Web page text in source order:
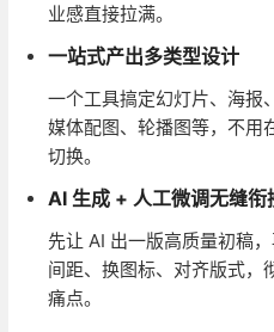
业感直接拉满。
一站式产出多类型设计
一个工具搞定幻灯片、海报
媒体配图、轮播图等，不用
切换。
AI 生成 + 人工微调无缝衔
先让 AI 出一版高质量初稿
间距、换图标、对齐版式，
痛点。